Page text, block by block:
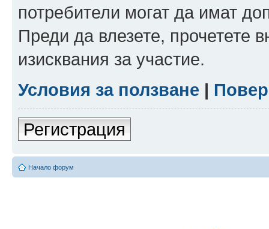
потребители могат да имат
Преди да влезете, прочетете
изисквания за участие.
Условия за ползване |
Регистрация
Начало форум